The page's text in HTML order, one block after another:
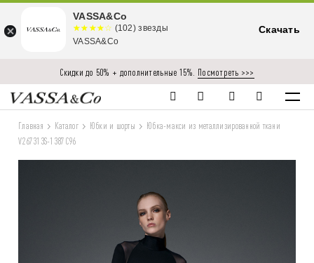
Скидки до 50% + дополнительные 15%. Посмотреть >>>
Главная Каталог Юбки и шорты
Юбка-макси из металлизированной ткани
V267313S-1387C96
VASSA&Co
☆☆☆☆☆
★★★★
★
(102) звезды
VASSA&Co
Скачать